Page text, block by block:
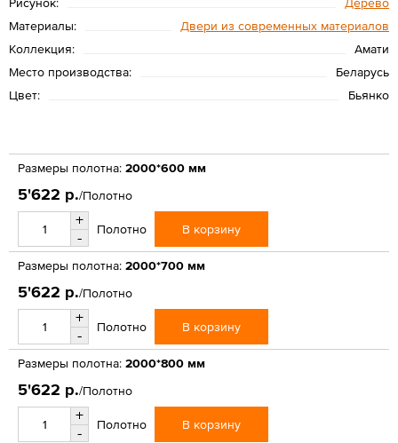
Материалы:
Двери из современных материалов
Коллекция:
Амати
Место производства:
Беларусь
Цвет:
Бьянко
Размеры полотна: 2000*600 мм
5'622 р./Полотно
+
-
Полотно В корзину
Размеры полотна: 2000*700 мм
5'622 р./Полотно
+
-
Полотно В корзину
Размеры полотна: 2000*800 мм
5'622 р./Полотно
+
-
Полотно В корзину